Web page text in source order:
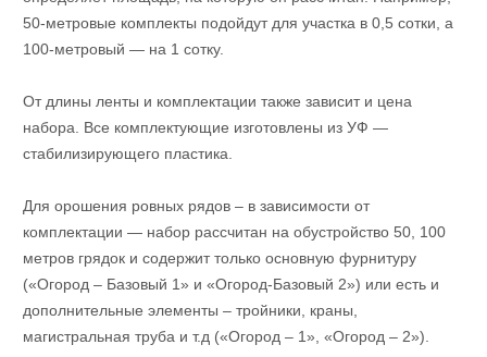
50-метровые комплекты подойдут для участка в 0,5 сотки, а
100-метровый — на 1 сотку.
От длины ленты и комплектации также зависит и цена
набора. Все комплектующие изготовлены из УФ —
стабилизирующего пластика.
Для орошения ровных рядов – в зависимости от
комплектации — набор рассчитан на обустройство 50, 100
метров грядок и содержит только основную фурнитуру
(«Огород – Базовый 1» и «Огород-Базовый 2») или есть и
дополнительные элементы – тройники, краны,
магистральная труба и т.д («Огород – 1», «Огород – 2»).